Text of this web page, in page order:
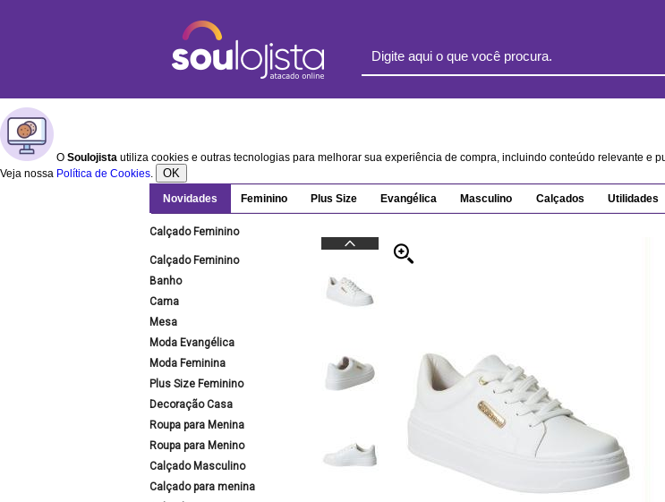
O Soulojista utiliza cookies e outras tecnologias para melhorar sua experiência de compra, incluindo conteúdo relevante
Veja nossa Política de Cookies. OK
Novidades Feminino Plus Size Evangélica Masculino Calçados Utilidades
Calçado Feminino
Calçado Feminino
Banho
Cama
Mesa
Moda Evangélica
Moda Feminina
Plus Size Feminino
Decoração Casa
Roupa para Menina
Roupa para Menino
Calçado Masculino
Calçado para menina